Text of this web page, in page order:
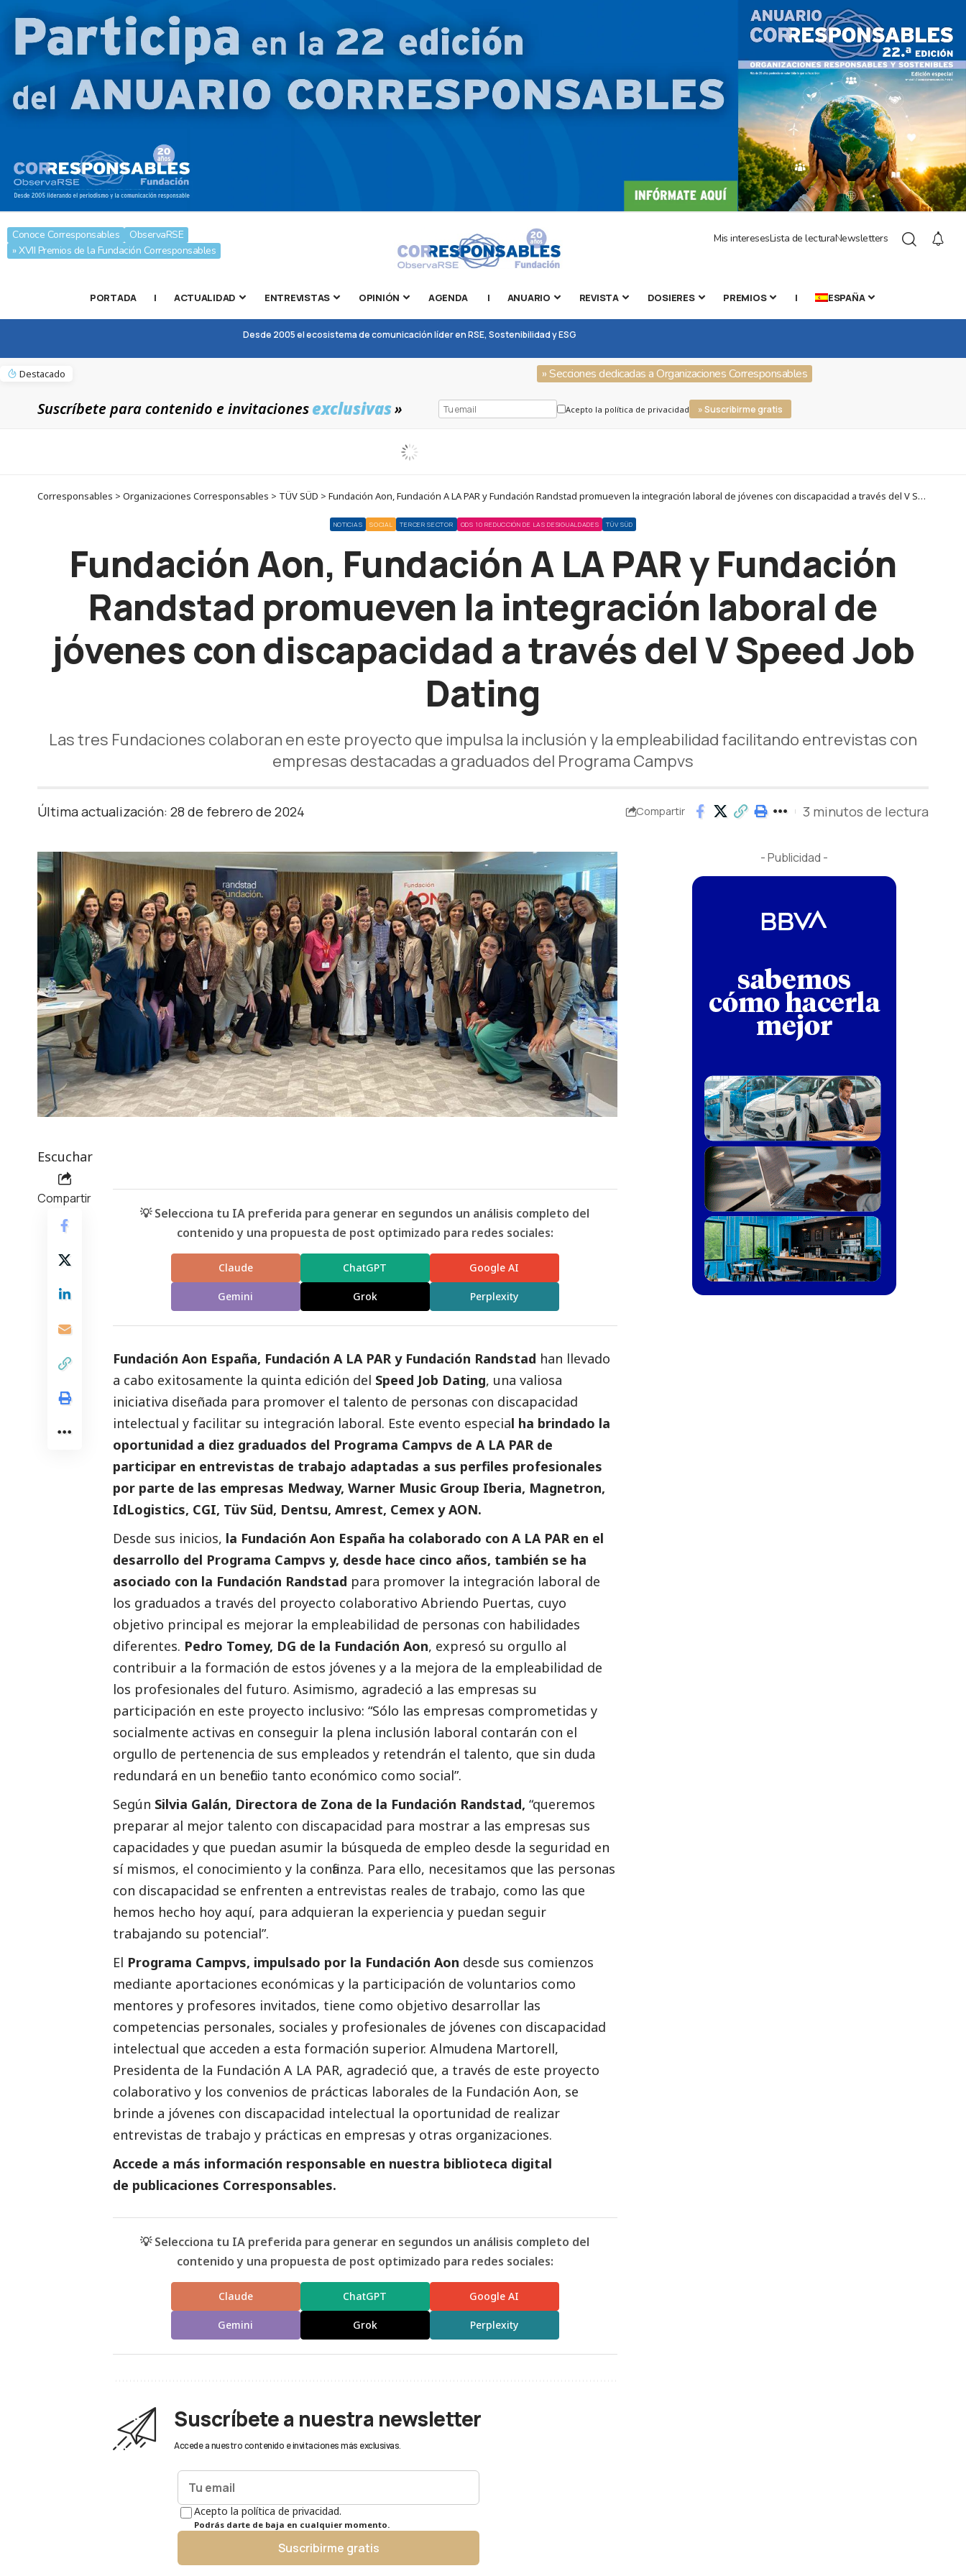
Conoce Corresponsables
ObservaRSE
» XVII Premios de la Fundación Corresponsables
Mis interesesLista de lecturaNewsletters
PORTADA | ACTUALIDAD ENTREVISTAS OPINIÓN AGENDA | ANUARIO REVISTA DOSIERES PREMIOS | ESPAÑA
Desde 2005 el ecosistema de comunicación líder en RSE, Sostenibilidad y ESG
Destacado » Secciones dedicadas a Organizaciones Corresponsables
Suscríbete para contenido e invitacionesexclusivas» Acepto la política de privacidad » Suscribirme gratis
Corresponsables > Organizaciones Corresponsables > TÜV SÜD > Fundación Aon, Fundación A LA PAR y Fundación Randstad promueven la integración laboral de jóvenes con discapacidad a través del V Speed Job Dating
NOTICIAS SOCIAL TERCER SECTOR ODS 10 REDUCCIÓN DE LAS DESIGUALDADES TÜV SÜD
Fundación Aon, Fundación A LA PAR y Fundación
Randstad promueven la integración laboral de
jóvenes con discapacidad a través del V Speed Job
Dating
Las tres Fundaciones colaboran en este proyecto que impulsa la inclusión y la empleabilidad facilitando entrevistas con
empresas destacadas a graduados del Programa Campvs
Última actualización: 28 de febrero de 2024 Compartir 3 minutos de lectura
Escuchar
Compartir
💡 Selecciona tu IA preferida para generar en segundos un análisis completo del
contenido y una propuesta de post optimizado para redes sociales:
Claude ChatGPT Google AI
Gemini Grok Perplexity
Fundación Aon España, Fundación A LA PAR y Fundación Randstad han llevado
a cabo exitosamente la quinta edición del Speed Job Dating, una valiosa
iniciativa diseñada para promover el talento de personas con discapacidad
intelectual y facilitar su integración laboral. Este evento especial ha brindado la
oportunidad a diez graduados del Programa Campvs de A LA PAR de
participar en entrevistas de trabajo adaptadas a sus perfiles profesionales
por parte de las empresas Medway, Warner Music Group Iberia, Magnetron,
IdLogistics, CGI, Tüv Süd, Dentsu, Amrest, Cemex y AON.
Desde sus inicios, la Fundación Aon España ha colaborado con A LA PAR en el
desarrollo del Programa Campvs y, desde hace cinco años, también se ha
asociado con la Fundación Randstad para promover la integración laboral de
los graduados a través del proyecto colaborativo Abriendo Puertas, cuyo
objetivo principal es mejorar la empleabilidad de personas con habilidades
diferentes. Pedro Tomey, DG de la Fundación Aon, expresó su orgullo al
contribuir a la formación de estos jóvenes y a la mejora de la empleabilidad de
los profesionales del futuro. Asimismo, agradeció a las empresas su
participación en este proyecto inclusivo: “Sólo las empresas comprometidas y
socialmente activas en conseguir la plena inclusión laboral contarán con el
orgullo de pertenencia de sus empleados y retendrán el talento, que sin duda
redundará en un beneficio tanto económico como social”.
Según Silvia Galán, Directora de Zona de la Fundación Randstad, “queremos
preparar al mejor talento con discapacidad para mostrar a las empresas sus
capacidades y que puedan asumir la búsqueda de empleo desde la seguridad en
sí mismos, el conocimiento y la confianza. Para ello, necesitamos que las personas
con discapacidad se enfrenten a entrevistas reales de trabajo, como las que
hemos hecho hoy aquí, para adquieran la experiencia y puedan seguir
trabajando su potencial”.
El Programa Campvs, impulsado por la Fundación Aon desde sus comienzos
mediante aportaciones económicas y la participación de voluntarios como
mentores y profesores invitados, tiene como objetivo desarrollar las
competencias personales, sociales y profesionales de jóvenes con discapacidad
intelectual que acceden a esta formación superior. Almudena Martorell,
Presidenta de la Fundación A LA PAR, agradeció que, a través de este proyecto
colaborativo y los convenios de prácticas laborales de la Fundación Aon, se
brinde a jóvenes con discapacidad intelectual la oportunidad de realizar
entrevistas de trabajo y prácticas en empresas y otras organizaciones.
Accede a más información responsable en nuestra biblioteca digital
de publicaciones Corresponsables.
💡 Selecciona tu IA preferida para generar en segundos un análisis completo del
contenido y una propuesta de post optimizado para redes sociales:
Claude ChatGPT Google AI
Gemini Grok Perplexity
Suscríbete a nuestra newsletter
Accede a nuestro contenido e invitaciones más exclusivas.
Acepto la política de privacidad.
Podrás darte de baja en cualquier momento.
Suscribirme gratis
- Publicidad -